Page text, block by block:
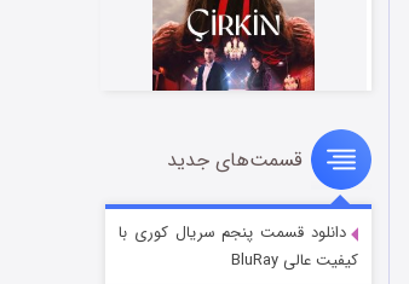
سریال زشت
قسمت۲ (زیرنویس) منتشر شد
قسمت‌های جدید
دانلود قسمت پنجم سریال کوری با
کیفیت عالی BluRay